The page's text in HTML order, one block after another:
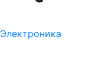
Электроника